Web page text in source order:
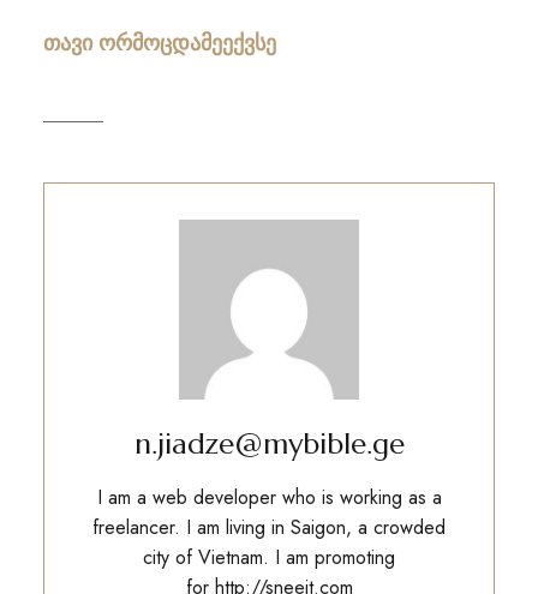
თავი ორმოცდამეექვსე
n.jiadze@mybible.ge
I am a web developer who is working as a
freelancer. I am living in Saigon, a crowded
city of Vietnam. I am promoting
for http://sneeit.com